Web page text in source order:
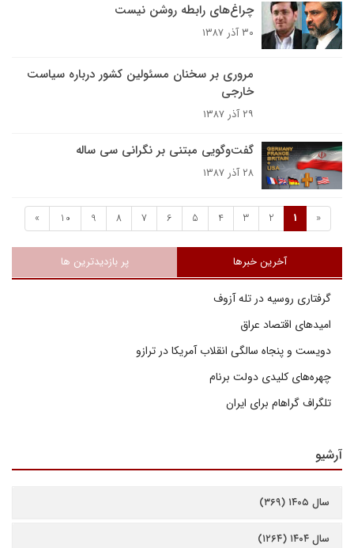
چراغ‌های رابطه روشن نیست
۳۰ آذر ۱۳۸۷
مروری بر سخنان مسئولين کشور درباره سیاست
خارجی
۲۹ آذر ۱۳۸۷
گفت‌وگویی مبتنی بر نگرانی سی ساله
۲۸ آذر ۱۳۸۷
«
1
2
3
4
5
6
7
8
9
10
»
آخرین خبرها پر بازدیدترین ها
گرفتاری روسیه در تله آزوف
امیدهای اقتصاد عراق
دویست و پنجاه سالگی انقلاب آمریکا در ترازو
چهره‌های کلیدی دولت برنام
تلگراف گراهام برای ایران
آرشیو
سال ۱۴۰۵ (۳۶۹)
سال ۱۴۰۴ (۱۲۶۴)